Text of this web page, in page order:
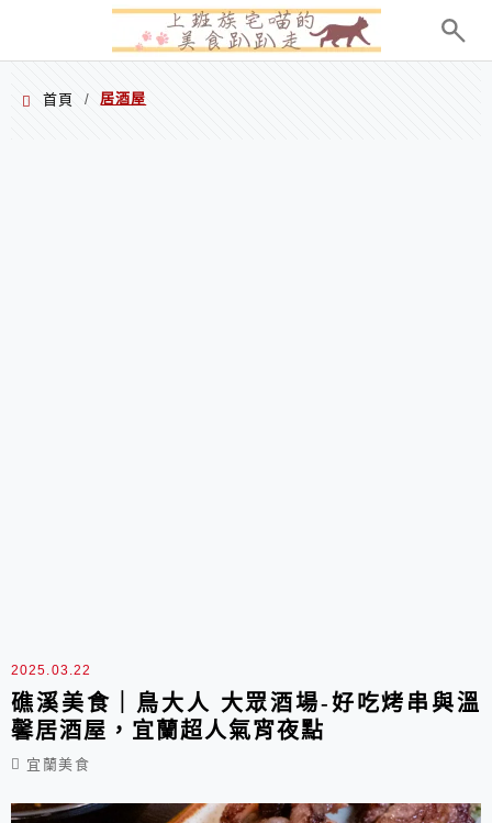
首頁 / 居酒屋
2025.03.22
礁溪美食｜鳥大人 大眾酒場-好吃烤串與溫
馨居酒屋，宜蘭超人氣宵夜點
宜蘭美食